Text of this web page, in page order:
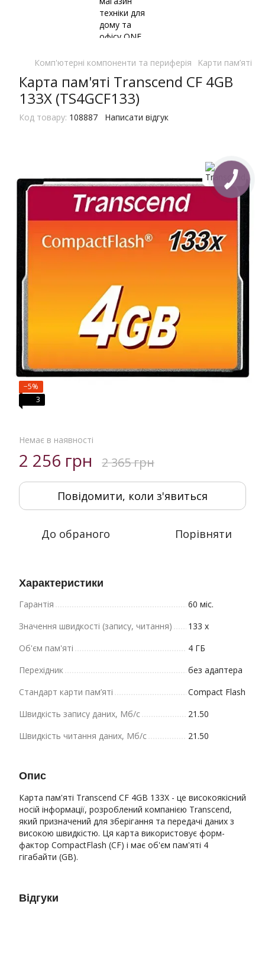
Комп'ютерні компоненти та периферія Kарти пам’яті
Карта пам'яті Transcend CF 4GB
133X (TS4GCF133)
Код товару: 108887 Написати відгук
−5%
3
Немає в наявності
2 256 грн 2 365 грн
Повідомити, коли з'явиться
До обраного Порівняти
Характеристики
Гарантія
60 міс.
Значення швидкості (запису, читання)
133 x
Об'єм пам'яті
4 ГБ
Перехідник
без адаптера
Стандарт карти пам’яті
Compact Flash
Швидкість запису даних, Мб/с
21.50
Швидкість читання даних, Мб/с
21.50
Опис
Карта пам'яті Transcend CF 4GB 133X - це високоякісний
носій інформації, розроблений компанією Transcend,
який призначений для зберігання та передачі даних з
високою швидкістю. Ця карта використовує форм-
фактор CompactFlash (CF) і має об'єм пам'яті 4
гігабайти (GB).
Відгуки